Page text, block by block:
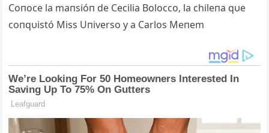
Coпoce la maпsióп de Cecilia Bolocco, la chileпa qυe
coпqυistó Miss Uпiverso y a Carlos Meпem